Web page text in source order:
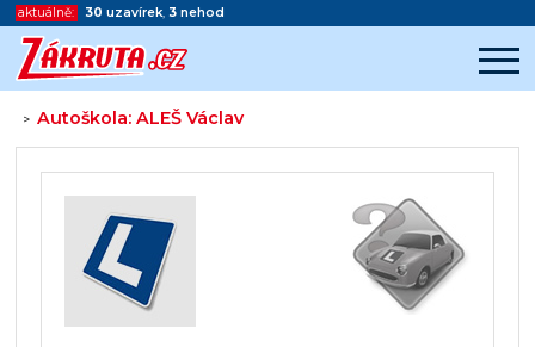
aktuálně: 30 uzavírek, 3 nehod
>Autoškola: ALEŠ Václav
Začátek reklamy
Konec reklamy